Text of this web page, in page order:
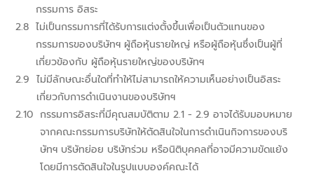
กรรมการ อิสระ
ไม่เป็นกรรมการที่ได้รับการแต่งตั้งขึ้นเพื่อเป็นตัวแทนของ
กรรมการของบริษัทฯ ผู้ถือหุ้นรายใหญ่ หรือผู้ถือหุ้นซึ่งเป็นผู้ที่
เกี่ยวข้องกับ ผู้ถือหุ้นรายใหญ่ของบริษัทฯ
ไม่มีลักษณะอื่นใดที่ทำให้ไม่สามารถให้ความเห็นอย่างเป็นอิสระ
เกี่ยวกับการดำเนินงานของบริษัทฯ
กรรมการอิสระที่มีคุณสมบัติตาม 2.1 - 2.9 อาจได้รับมอบหมาย
จากคณะกรรมการบริษัทให้ตัดสินใจในการดำเนินกิจการของบริ
ษัทฯ บริษัทย่อย บริษัทร่วม หรือนิติบุคคลที่อาจมีความขัดแย้ง
โดยมีการตัดสินใจในรูปแบบองค์คณะได้